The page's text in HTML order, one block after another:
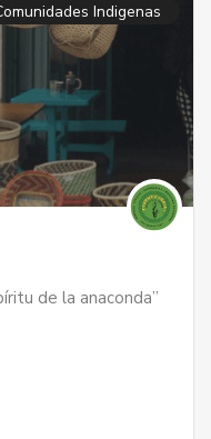
Indigenas
de la anaconda”